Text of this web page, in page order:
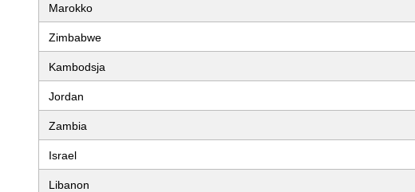
Marokko
Zimbabwe
Kambodsja
Jordan
Zambia
Israel
Libanon